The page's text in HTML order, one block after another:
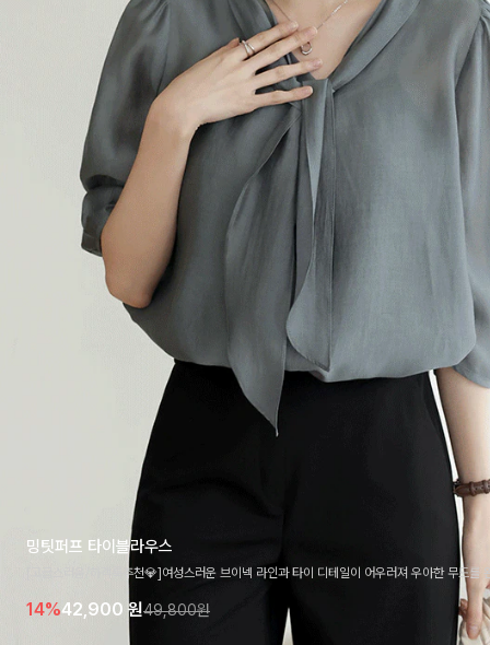
밍팃퍼프 타이블라우스
[고급스러움/하객룩추천💎]여성스러운 브이넥 라인과 타이 디테일이 어우러져 우아한 무드를
라우스 🤍 여유로운 7부 소매로 편안하게 착용되며 데일리룩부터 출근룩, 하객룩까지 세련된
기 좋은 아이템이에요
14%42,900 원49,800원